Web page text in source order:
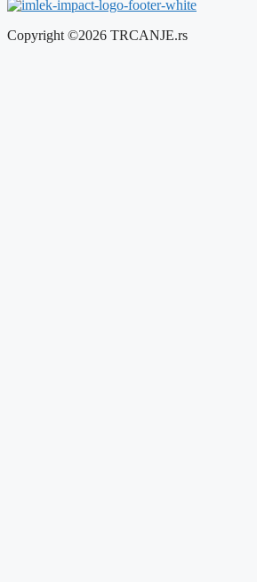
Copyright ©2026 TRCANJE.rs